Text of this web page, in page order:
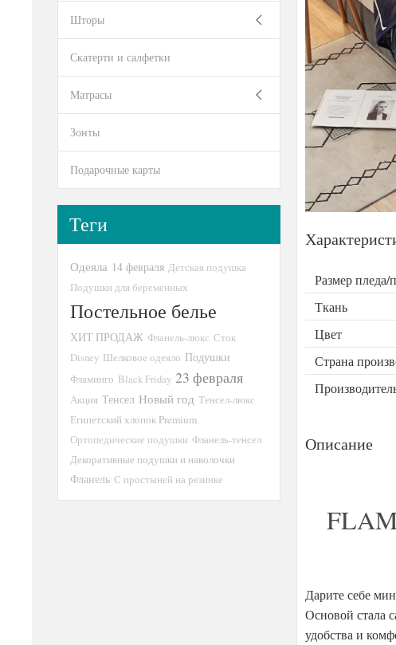
Размер пледа/
Ткань
Цвет
Страна
Описание
Дарите себе
Основой стала
удобства и
Шторы
Скатерти и салфетки
Матрасы
Зонты
Подарочные карты
Теги
Одеяла 14 февраля Детская подушка
Подушки для беременных
Постельное белье
ХИТ ПРОДАЖ Фланель-люкс Сток
Disney Шелковое одеяло Подушки
Фламинго Black Friday 23 февраля
Акция Тенсел Новый год Тенсел-люкс
Египетский хлопок Premium
Ортопедические подушки Фланель-тенсел
Декоративные подушки и наволочки
Фланель С простыней на резинке